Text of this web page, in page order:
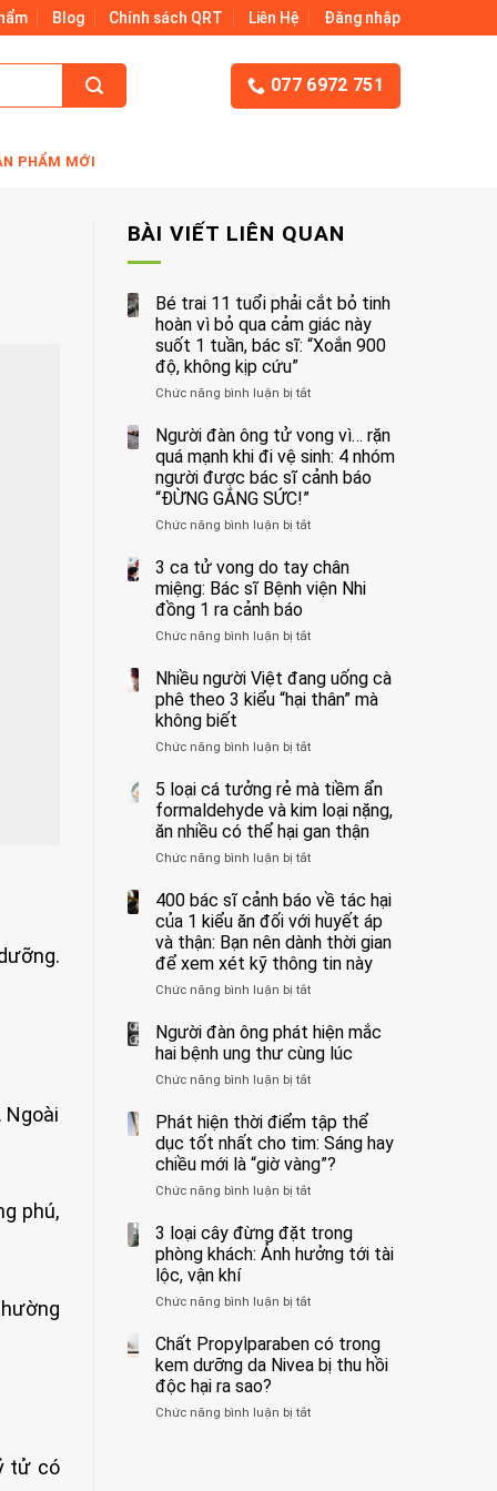
Blog Chính sách QRT Liên Hệ Đăng nhập
077 6972 751
PHẨM MỚI
phú,
tử có
BÀI VIẾT LIÊN QUAN
Bé trai 11 tuổi phải cắt bỏ tinh
hoàn vì bỏ qua cảm giác này
suốt 1 tuần, bác sĩ: “Xoắn 900
độ, không kịp cứu”
Chức năng bình luận bị tắtở
trai
11
tuổi
phải
bỏ
hoàn
vì
bỏ
cảm
này
suốt
bác
“Xoắn
900
độ,
không
kịp
Người đàn ông tử vong vì… rặn
quá mạnh khi đi vệ sinh: 4 nhóm
người được bác sĩ cảnh báo
“ĐỪNG GẮNG SỨC!”
Chức năng bình luận bị tắtở
đàn
ông
vì…
quá
mạnh
vệ
4
nhóm
người
được
bác
cảnh
báo
“ĐỪNG
GẮNG
SỨC!”
3 ca tử vong do tay chân
miệng: Bác sĩ Bệnh viện Nhi
đồng 1 ra cảnh báo
Chức năng bình luận bị tắtở
ca
tử
tay
miệng:
Bác
Bệnh
viện
đồng
1
ra
cảnh
báo
Nhiều người Việt đang uống cà
phê theo 3 kiểu “hại thân” mà
không biết
Chức năng bình luận bị tắtở
người
Việt
đang
uống
cà
theo
3
kiểu
“hại
thân”
mà
biết
5 loại cá tưởng rẻ mà tiềm ẩn
formaldehyde và kim loại nặng,
ăn nhiều có thể hại gan thận
Chức năng bình luận bị tắtở
loại
cá
tưởng
rẻ
mà
tiềm
formaldehyde
kim
loại
ăn
nhiều
có
thể
hại
thận
400 bác sĩ cảnh báo về tác hại
của 1 kiểu ăn đối với huyết áp
và thận: Bạn nên dành thời gian
để xem xét kỹ thông tin này
Chức năng bình luận bị tắtở
bác
cảnh
báo
tác
hại
của
1
kiểu
đối
với
và
Bạn
nên
Người đàn ông phát hiện mắc
hai bệnh ung thư cùng lúc
Chức năng bình luận bị tắtở
đàn
ông
phát
hiện
mắc
bệnh
ung
lúc
Phát hiện thời điểm tập thể
dục tốt nhất cho tim: Sáng hay
chiều mới là “giờ vàng”?
Chức năng bình luận bị tắtở
hiện
thời
điểm
thể
tốt
nhất
cho
Sáng
3 loại cây đừng đặt trong
phòng khách: Ảnh hưởng tới tài
lộc, vận khí
Chức năng bình luận bị tắtở
loại
cây
đừng
trong
Chất Propylparaben có trong
kem dưỡng da Nivea bị thu hồi
độc hại ra sao?
Chức năng bình luận bị tắtở